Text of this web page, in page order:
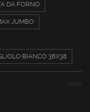
DA FORNO
JUMBO
BIANCO 38X38
Altro